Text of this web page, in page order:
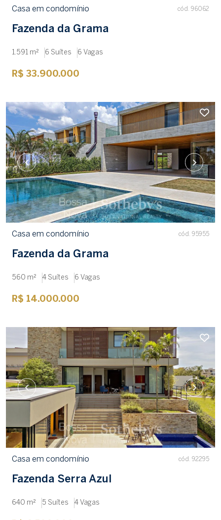
Casa em condomínio cód. 96062
Fazenda da Grama
1.591 m² 6 Suítes 6 Vagas
R$ 33.900.000
Casa em condomínio cód. 95955
Fazenda da Grama
560 m² 4 Suítes 6 Vagas
R$ 14.000.000
Casa em condomínio cód. 92295
Fazenda Serra Azul
640 m² 5 Suítes 4 Vagas